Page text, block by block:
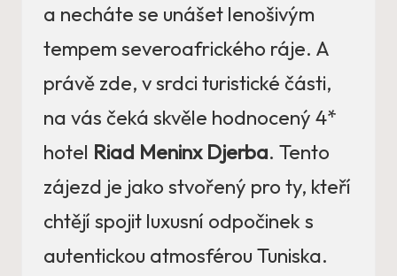
a necháte se unášet lenošivým
tempem severoafrického ráje. A
právě zde, v srdci turistické části,
na vás čeká skvěle hodnocený 4*
hotel Riad Meninx Djerba. Tento
zájezd je jako stvořený pro ty, kteří
chtějí spojit luxusní odpočinek s
autentickou atmosférou Tuniska.